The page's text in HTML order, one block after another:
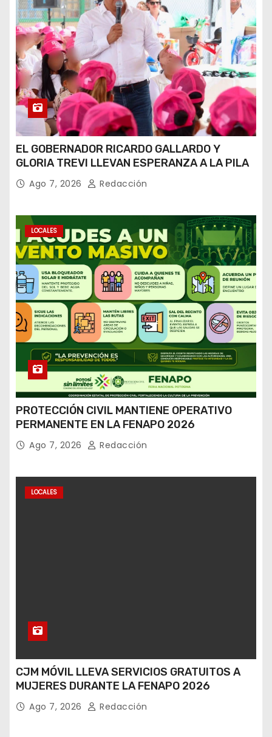
EL GOBERNADOR RICARDO GALLARDO Y
GLORIA TREVI LLEVAN ESPERANZA A LA PILA
Ago 7, 2026 Redacción
LOCALES
PROTECCIÓN CIVIL MANTIENE OPERATIVO
PERMANENTE EN LA FENAPO 2026
Ago 7, 2026 Redacción
LOCALES
CJM MÓVIL LLEVA SERVICIOS GRATUITOS A
MUJERES DURANTE LA FENAPO 2026
Ago 7, 2026 Redacción